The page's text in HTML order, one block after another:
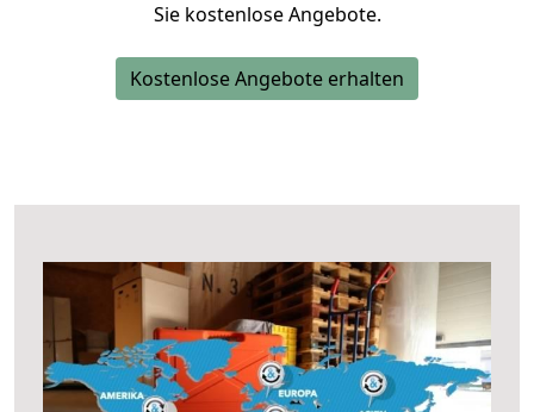
Sie kostenlose Angebote.
Kostenlose Angebote erhalten